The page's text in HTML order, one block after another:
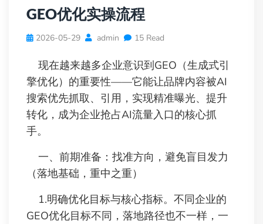
GEO优化实操流程
2026-05-29 admin 15 Read
现在越来越多企业意识到GEO（生成式引
擎优化）的重要性——它能让品牌内容被AI
搜索优先抓取、引用，实现精准曝光、提升
转化，成为企业抢占AI流量入口的核心抓
手。
一、前期准备：找准方向，避免盲目发力
（落地基础，重中之重）
1.明确优化目标与核心指标。不同企业的
GEO优化目标不同，落地路径也不一样，一